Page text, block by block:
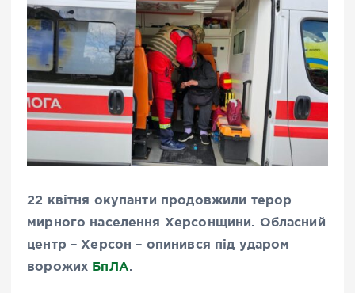
22 квітня окупанти продовжили терор
мирного населення Херсонщини. Обласний
центр – Херсон – опинився під ударом
ворожих БпЛА.